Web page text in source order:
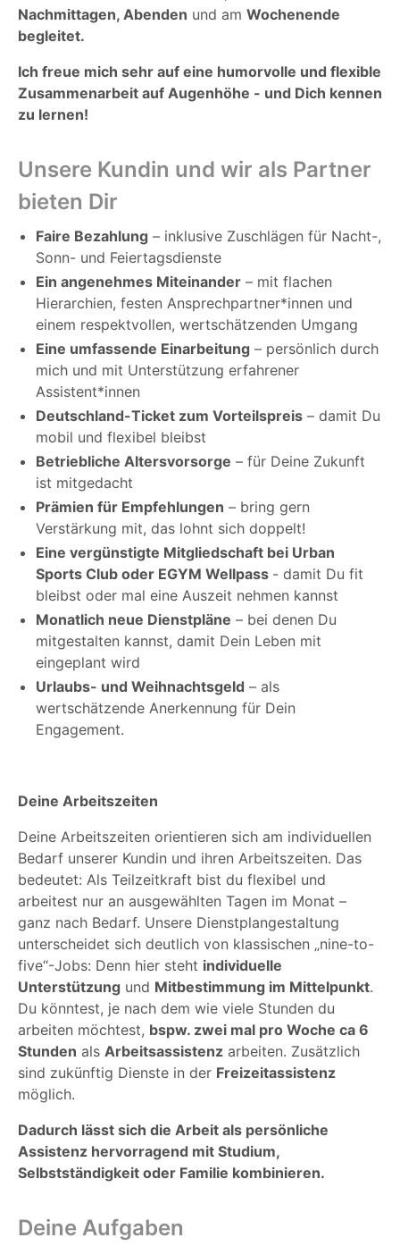
Nachmittagen, Abenden und am Wochenende
begleitet.
Ich freue mich sehr auf eine humorvolle und flexible
Zusammenarbeit auf Augenhöhe - und Dich kennen
zu lernen!
Unsere Kundin und wir als Partner
bieten Dir
Faire Bezahlung – inklusive Zuschlägen für Nacht-,
Sonn- und Feiertagsdienste
Ein angenehmes Miteinander – mit flachen
Hierarchien, festen Ansprechpartner*innen und
einem respektvollen, wertschätzenden Umgang
Eine umfassende Einarbeitung – persönlich durch
mich und mit Unterstützung erfahrener
Assistent*innen
Deutschland-Ticket zum Vorteilspreis – damit Du
mobil und flexibel bleibst
Betriebliche Altersvorsorge – für Deine Zukunft
ist mitgedacht
Prämien für Empfehlungen – bring gern
Verstärkung mit, das lohnt sich doppelt!
Eine vergünstigte Mitgliedschaft bei Urban
Sports Club oder EGYM Wellpass - damit Du fit
bleibst oder mal eine Auszeit nehmen kannst
Monatlich neue Dienstpläne – bei denen Du
mitgestalten kannst, damit Dein Leben mit
eingeplant wird
Urlaubs- und Weihnachtsgeld – als
wertschätzende Anerkennung für Dein
Engagement.
Deine Arbeitszeiten
Deine Arbeitszeiten orientieren sich am individuellen
Bedarf unserer Kundin und ihren Arbeitszeiten. Das
bedeutet: Als Teilzeitkraft bist du flexibel und
arbeitest nur an ausgewählten Tagen im Monat –
ganz nach Bedarf. Unsere Dienstplangestaltung
unterscheidet sich deutlich von klassischen „nine-to-
five“-Jobs: Denn hier steht individuelle
Unterstützung und Mitbestimmung im Mittelpunkt.
Du könntest, je nach dem wie viele Stunden du
arbeiten möchtest, bspw. zwei mal pro Woche ca 6
Stunden als Arbeitsassistenz arbeiten. Zusätzlich
sind zukünftig Dienste in der Freizeitassistenz
möglich.
Dadurch lässt sich die Arbeit als persönliche
Assistenz hervorragend mit Studium,
Selbstständigkeit oder Familie kombinieren.
Deine Aufgaben